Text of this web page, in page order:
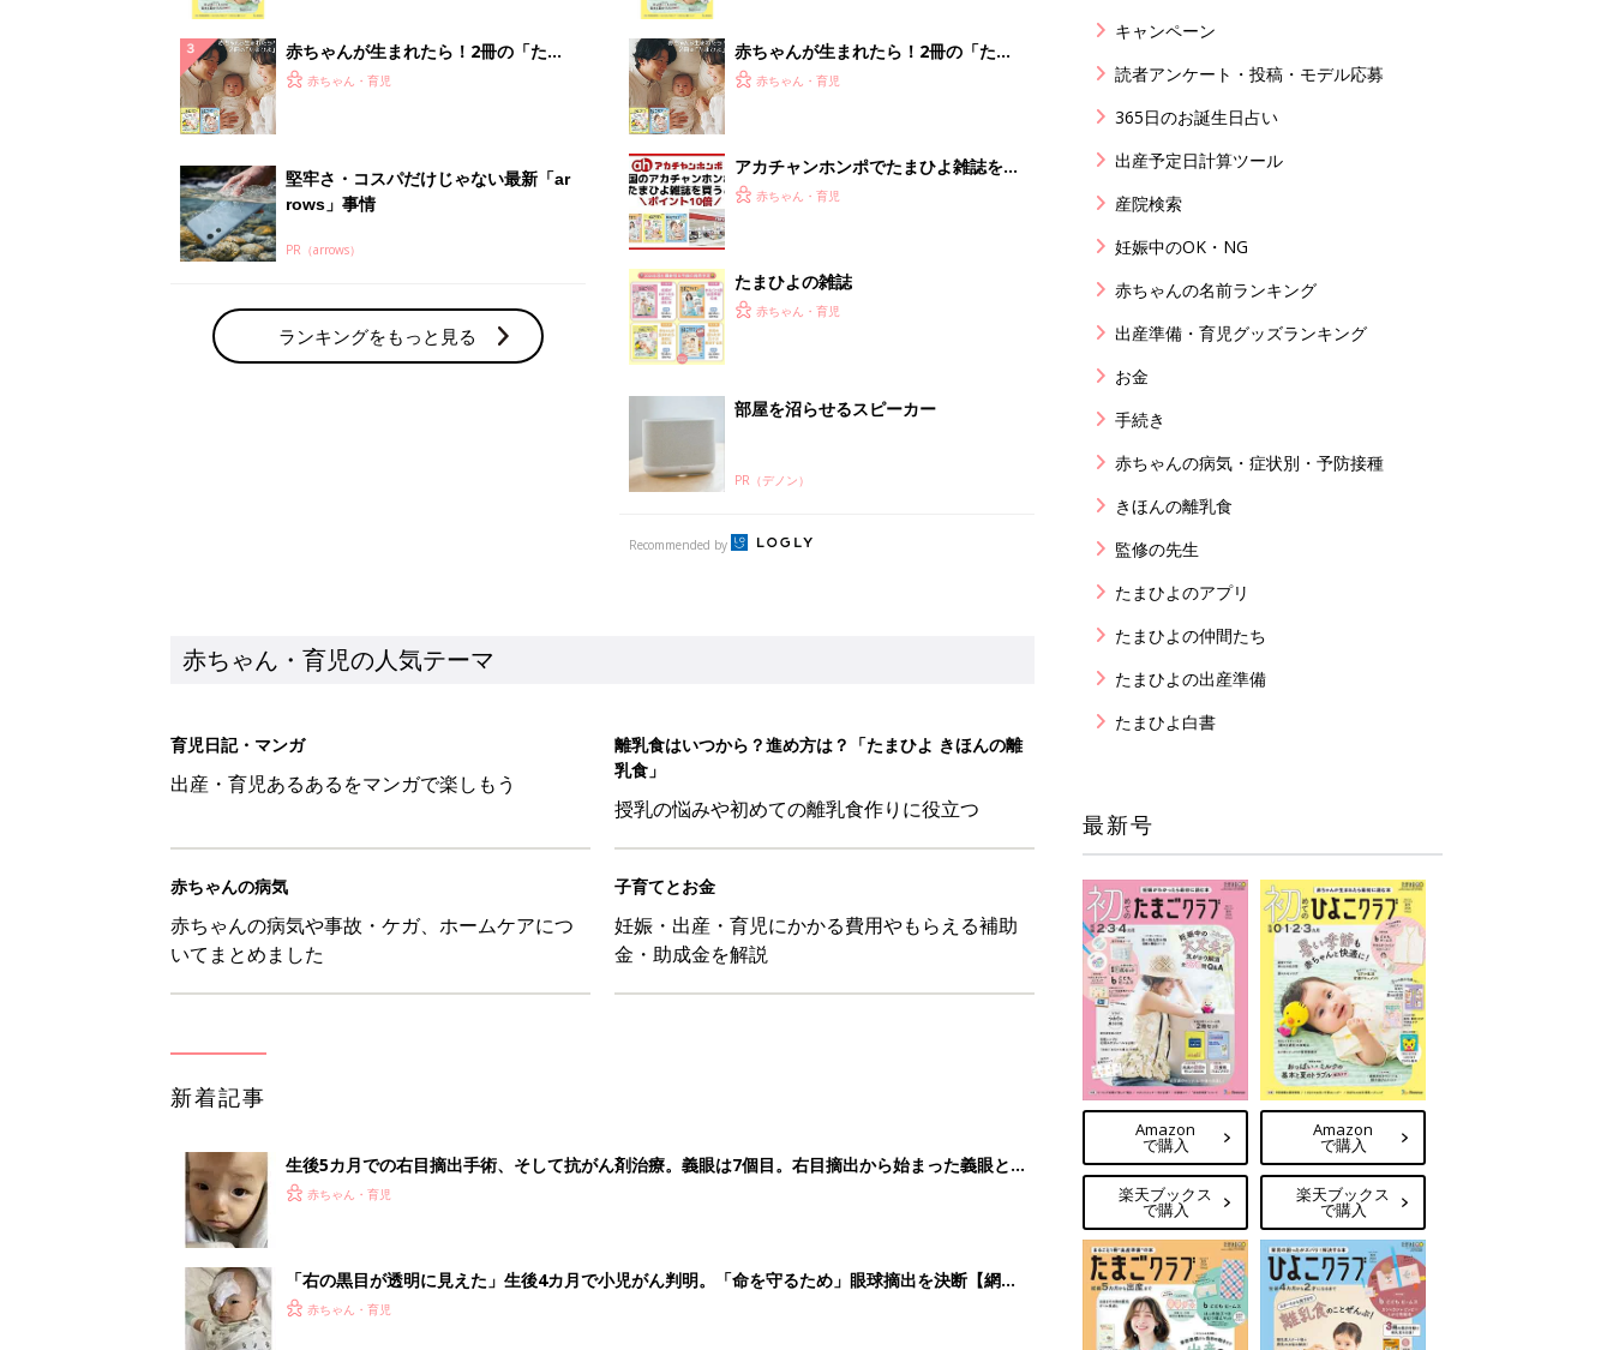
赤ちゃんが生まれたら！2冊の「たま
ひよ」
赤ちゃん・育児
堅牢さ・コスパだけじゃない最新「ar
rows」事情
PR（arrows）
ランキングをもっと見る
赤ちゃんが生まれたら！2冊の「たま
ひよ」
赤ちゃん・育児
アカチャンホンポでたまひよ雑誌を買
うとポイント10倍【期間限定】
赤ちゃん・育児
たまひよの雑誌
赤ちゃん・育児
部屋を沼らせるスピーカー
PR（デノン）
Recommended by
赤ちゃん・育児の人気テーマ
育児日記・マンガ
出産・育児あるあるをマンガで楽しもう
離乳食はいつから？進め方は？「たまひよ きほんの離
乳食」
授乳の悩みや初めての離乳食作りに役立つ
赤ちゃんの病気
赤ちゃんの病気や事故・ケガ、ホームケアにつ
いてまとめました
子育てとお金
妊娠・出産・育児にかかる費用やもらえる補助
金・助成金を解説
新着記事
生後5カ月での右目摘出手術、そして抗がん剤治療。義眼は7個目。右目摘出から始まった義眼と
の生活【網膜芽細胞腫】
赤ちゃん・育児
「右の黒目が透明に見えた」生後4カ月で小児がん判明。「命を守るため」眼球摘出を決断【網膜
芽細胞腫】
赤ちゃん・育児
キャンペーン
読者アンケート・投稿・モデル応募
365日のお誕生日占い
出産予定日計算ツール
産院検索
妊娠中のOK・NG
赤ちゃんの名前ランキング
出産準備・育児グッズランキング
お金
手続き
赤ちゃんの病気・症状別・予防接種
きほんの離乳食
監修の先生
たまひよのアプリ
たまひよの仲間たち
たまひよの出産準備
たまひよ白書
最新号
Amazon
で購入
楽天ブックス
で購入
Amazon
で購入
楽天ブックス
で購入